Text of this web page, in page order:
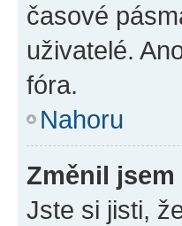
časové
uživatelé.
fóra.
Nahoru
Změnil
Jste si jisti,